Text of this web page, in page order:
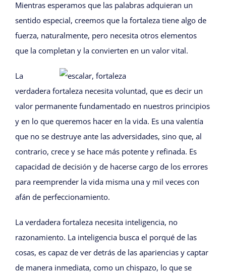
Mientras esperamos que las palabras adquieran un
sentido especial, creemos que la fortaleza tiene algo de
fuerza, naturalmente, pero necesita otros elementos
que la completan y la convierten en un valor vital.
La
verdadera fortaleza necesita voluntad, que es decir un
valor permanente fundamentado en nuestros principios
y en lo que queremos hacer en la vida. Es una valentía
que no se destruye ante las adversidades, sino que, al
contrario, crece y se hace más potente y refinada. Es
capacidad de decisión y de hacerse cargo de los errores
para reemprender la vida misma una y mil veces con
afán de perfeccionamiento.
La verdadera fortaleza necesita inteligencia, no
razonamiento. La inteligencia busca el porqué de las
cosas, es capaz de ver detrás de las apariencias y captar
de manera inmediata, como un chispazo, lo que se